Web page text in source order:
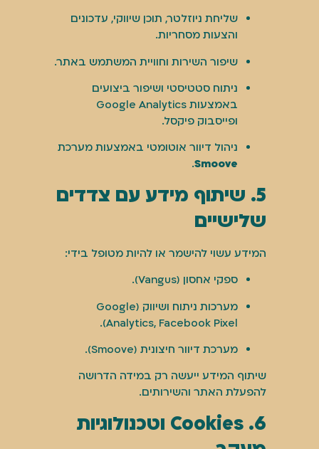
שליחת ניוזלטר, תוכן שיווקי, עדכונים
והצעות מסחריות.
שיפור השירות וחוויית המשתמש באתר.
ניתוח סטטיסטי ושיפור ביצועים
באמצעות Google Analytics
ופייסבוק פיקסל.
ניהול דיוור אוטומטי באמצעות מערכת
Smoove
.
5. שיתוף מידע עם צדדים
שלישיים
המידע עשוי להישמר או להיות מטופל בידי:
ספקי אחסון (Vangus).
מערכות ניתוח ושיווק (Google
Analytics, Facebook Pixel).
מערכת דיוור חיצונית (Smoove).
שיתוף המידע ייעשה רק במידה הדרושה
להפעלת האתר והשירותים.
6. Cookies וטכנולוגיות